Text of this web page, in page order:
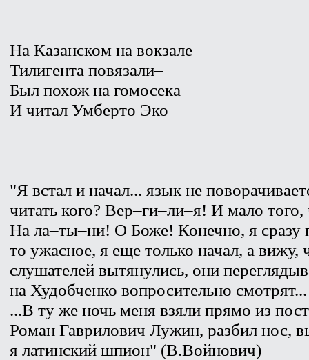
На Казанском на вокзале
Тилигента повязали–
Был похож на гомосека
И читал Умберто Эко
"Я встал и начал... язык не
читать кого? Вер–ги–ли–я! И мало
На ла–ты–ни! О Боже! Конечно, я сразу
то ужасное, я еще только начал, а вижу,
слушателей вытянулись, они
на Худобченко вопросительно смотрят...
...В ту же ночь меня взяли прямо из
Роман Гаврилович Лужин, разбил нос,
я латинский шпион" (В.Войнович)